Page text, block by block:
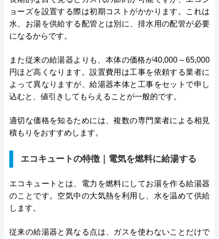
ョーズを設置する際は初期コストがかかります。これは
水、お湯を供給する配管とは別に、排水用の配管が必要
になるからです。
また従来の給湯器よりも、本体の価格が40,000～65,000
円ほど高くなります。設置費用は工事を依頼する業者に
よって異なりますが、給湯器本体と工事をセットで申し
込むと、値引きしてもらえることが一般的です。
適切な価格を知るためには、複数の専門業者による相見
積もりをおすすめします。
エコキュートの特徴｜電気を燃料に給湯する
エコキュートとは、電力を燃料にしてお湯を作る給湯器
のことです。空気中の大気熱を利用し、水を温めて供給
します。
従来の給湯器と異なる点は、ガスを使わないことだけで